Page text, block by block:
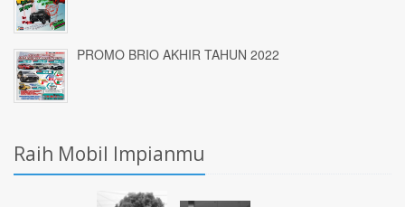
PROMO BRIO AKHIR TAHUN 2022
Raih Mobil Impianmu